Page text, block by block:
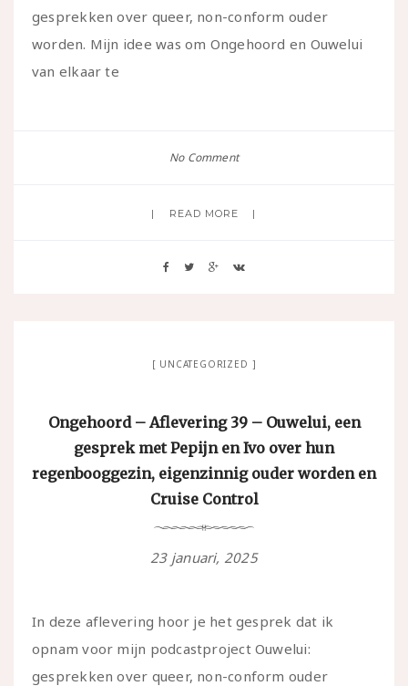
gesprekken over queer, non-conform ouder
worden. Mijn idee was om Ongehoord en Ouwelui
van elkaar te
No Comment
READ MORE
UNCATEGORIZED
Ongehoord – Aflevering 39 – Ouwelui, een
gesprek met Pepijn en Ivo over hun
regenbooggezin, eigenzinnig ouder worden en
Cruise Control
23 januari, 2025
In deze aflevering hoor je het gesprek dat ik
opnam voor mijn podcastproject Ouwelui:
gesprekken over queer, non-conform ouder